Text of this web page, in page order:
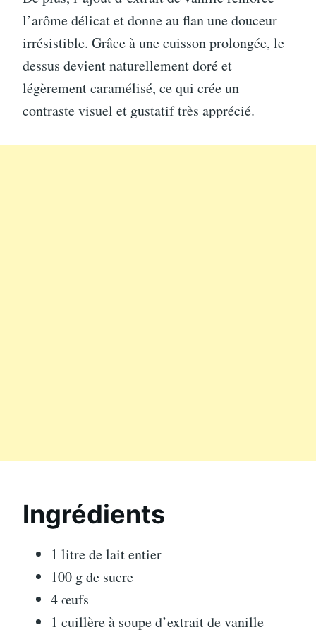
l’arôme délicat et donne au flan une douceur
irrésistible. Grâce à une cuisson prolongée, le
dessus devient naturellement doré et
légèrement caramélisé, ce qui crée un
contraste visuel et gustatif très apprécié.
Ingrédients
1 litre de lait entier
100 g de sucre
4 œufs
1 cuillère à soupe d’extrait de vanille